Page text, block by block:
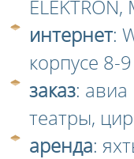
ELEKTRON,
интернет:
корпусе 8-
заказ: авиа
театры,
аренда: